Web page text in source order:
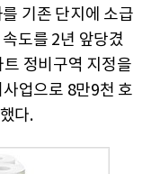
기존 단지에 소급
도를 2년 앞당겼
정비구역 지정을
업으로 8만9천 호
다.